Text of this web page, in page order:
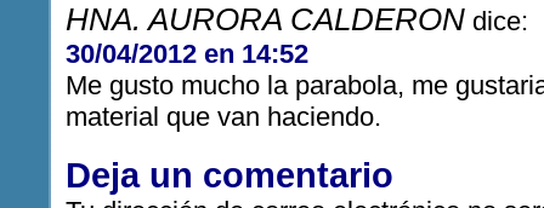
HNA. AURORA CALDERON dice:
30/04/2012 en 14:52
Me gusto mucho la parabola, me
material que van haciendo.
Deja un comentario